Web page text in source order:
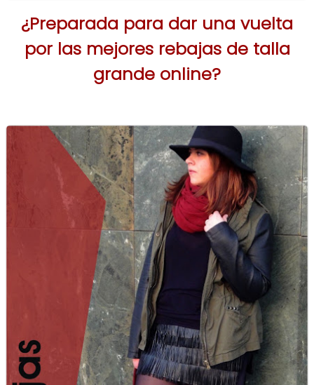
¿Preparada para dar una vuelta
por las mejores rebajas de talla
grande online?